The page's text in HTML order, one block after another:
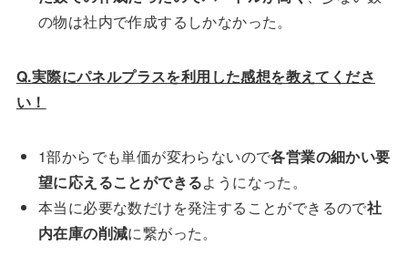
の物は社内で作成するしかなかった。
Q.実際にパネルプラスを利用した感想を教えてくださ
い！
1部からでも単価が変わらないので各営業の細かい要
望に応えることができるようになった。
本当に必要な数だけを発注することができるので社
内在庫の削減に繋がった。